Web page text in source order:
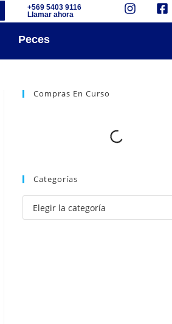
+569 5403 9116
Llamar ahora
Peces
Compras En Curso
Categorías